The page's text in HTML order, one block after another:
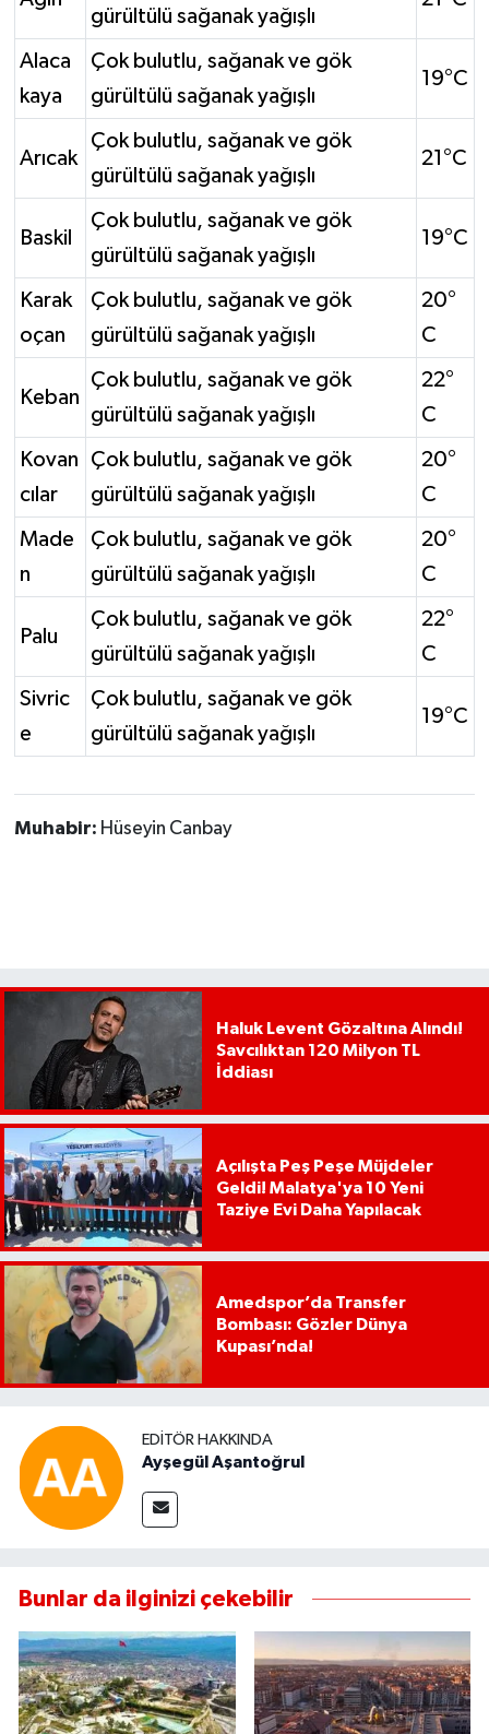
gürültülü sağanak yağışlı
Alaca
kaya
Çok bulutlu, sağanak ve gök
gürültülü sağanak yağışlı
19°C
Arıcak
Çok bulutlu, sağanak ve gök
gürültülü sağanak yağışlı
21°C
Baskil
Çok bulutlu, sağanak ve gök
gürültülü sağanak yağışlı
19°C
Karak
oçan
Çok bulutlu, sağanak ve gök
gürültülü sağanak yağışlı
20°
C
Keban
Çok bulutlu, sağanak ve gök
gürültülü sağanak yağışlı
22°
C
Kovan
cılar
Çok bulutlu, sağanak ve gök
gürültülü sağanak yağışlı
20°
C
Made
n
Çok bulutlu, sağanak ve gök
gürültülü sağanak yağışlı
20°
C
Palu
Çok bulutlu, sağanak ve gök
gürültülü sağanak yağışlı
22°
C
Sivric
e
Çok bulutlu, sağanak ve gök
gürültülü sağanak yağışlı
19°C
Muhabir: Hüseyin Canbay
Haluk Levent Gözaltına Alındı!
Savcılıktan 120 Milyon TL
İddiası
Açılışta Peş Peşe Müjdeler
Geldi! Malatya'ya 10 Yeni
Taziye Evi Daha Yapılacak
Amedspor’da Transfer
Bombası: Gözler Dünya
Kupası’nda!
EDITÖR HAKKINDA
Ayşegül Aşantoğrul
Bunlar da ilginizi çekebilir